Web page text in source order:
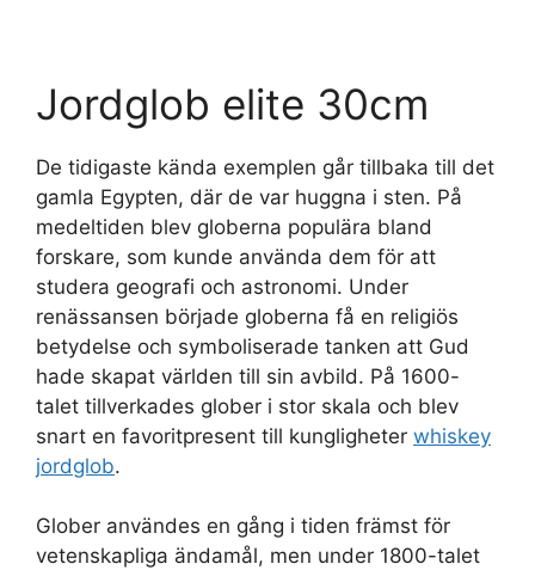
Jordglob elite 30cm
De tidigaste kända exemplen går tillbaka till det
gamla Egypten, där de var huggna i sten. På
medeltiden blev globerna populära bland
forskare, som kunde använda dem för att
studera geografi och astronomi. Under
renässansen började globerna få en religiös
betydelse och symboliserade tanken att Gud
hade skapat världen till sin avbild. På 1600-
talet tillverkades glober i stor skala och blev
snart en favoritpresent till kungligheter whiskey
jordglob.
Glober användes en gång i tiden främst för
vetenskapliga ändamål, men under 1800-talet